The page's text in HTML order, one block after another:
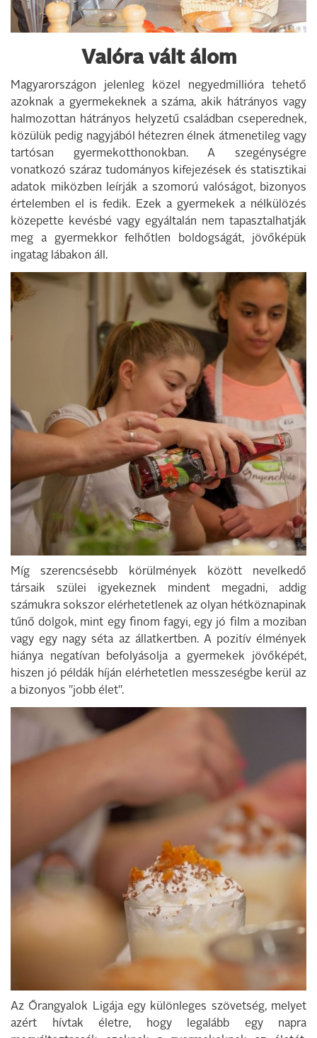
Valóra vált álom
Magyarországon jelenleg közel negyedmillióra tehető
azoknak a gyermekeknek a száma, akik hátrányos vagy
halmozottan hátrányos helyzetű családban cseperednek,
közülük pedig nagyjából hétezren élnek átmenetileg vagy
tartósan gyermekotthonokban. A szegénységre
vonatkozó száraz tudományos kifejezések és statisztikai
adatok miközben leírják a szomorú valóságot, bizonyos
értelemben el is fedik. Ezek a gyermekek a nélkülözés
közepette kevésbé vagy egyáltalán nem tapasztalhatják
meg a gyermekkor felhőtlen boldogságát, jövőképük
ingatag lábakon áll.
Míg szerencsésebb körülmények között nevelkedő
társaik szülei igyekeznek mindent megadni, addig
számukra sokszor elérhetetlenek az olyan hétköznapinak
tűnő dolgok, mint egy finom fagyi, egy jó film a moziban
vagy egy nagy séta az állatkertben. A pozitív élmények
hiánya negatívan befolyásolja a gyermekek jövőképét,
hiszen jó példák híján elérhetetlen messzeségbe kerül az
a bizonyos "jobb élet".
Az Őrangyalok Ligája egy különleges szövetség, melyet
azért hívtak életre, hogy legalább egy napra